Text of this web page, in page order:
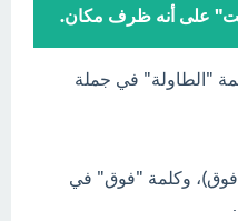
على أنه ظرف مكان.
"الطاولة" في جملة
وكلمة "فوق" في